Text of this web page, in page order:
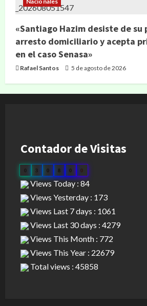
«Santiago Hazim desiste de su
arresto domiciliario y acepta
en el caso Senasa»
Rafael Santos 5 de agosto de 2026
Contador de Visitas
3 0 8 0 0
Views Today : 84
Views Yesterday : 173
Views Last 7 days : 1061
Views Last 30 days : 4279
Views This Month : 772
Views This Year : 22679
Total views : 45858